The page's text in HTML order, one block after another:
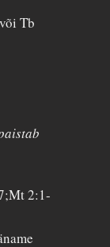
Tb
2:1-